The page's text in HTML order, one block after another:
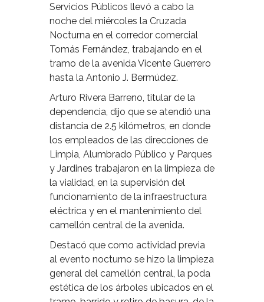
Servicios Públicos llevó a cabo la
noche del miércoles la Cruzada
Nocturna en el corredor comercial
Tomás Fernández, trabajando en el
tramo de la avenida Vicente Guerrero
hasta la Antonio J. Bermúdez.
Arturo Rivera Barreno, titular de la
dependencia, dijo que se atendió una
distancia de 2.5 kilómetros, en donde
los empleados de las direcciones de
Limpia, Alumbrado Público y Parques
y Jardines trabajaron en la limpieza de
la vialidad, en la supervisión del
funcionamiento de la infraestructura
eléctrica y en el mantenimiento del
camellón central de la avenida.
Destacó que como actividad previa
al evento nocturno se hizo la limpieza
general del camellón central, la poda
estética de los árboles ubicados en el